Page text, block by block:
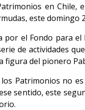
en
este domingo
por el Fondo para
de actividades
figura del pionero
Patrimonios no
sentido, este